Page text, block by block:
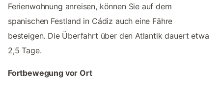
Ferienwohnung anreisen, können Sie auf dem
spanischen Festland in Cádiz auch eine Fähre
besteigen. Die Überfahrt über den Atlantik dauert etwa
2,5 Tage.
Fortbewegung vor Ort